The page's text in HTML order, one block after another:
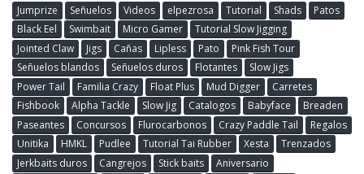
Jumprize
Señuelos Videos elpezrosa Tutorial Shads
Patos
Black Eel
Swimbait Micro Gamer
Tutorial Slow Jigging
Jointed Claw
Jigs Cañas Lipless Pato
Pink Fish Tour
Señuelos blandos
Señuelos duros Flotantes
Slow Jigs
Power Tail
Familia Crazy Float Plus Mud Digger
Carretes
Fishbook
Alpha Tackle Slow Jig Catalogos Babyface
Breaden
Paseantes
Concursos Flurocarbonos Crazy Paddle Tail
Regalos
Unitika
HMKL Pudlee Tutorial Tai Rubber Xesta
Trenzados
Jerkbaits duros
Cangrejos Stick baits
Aniversario